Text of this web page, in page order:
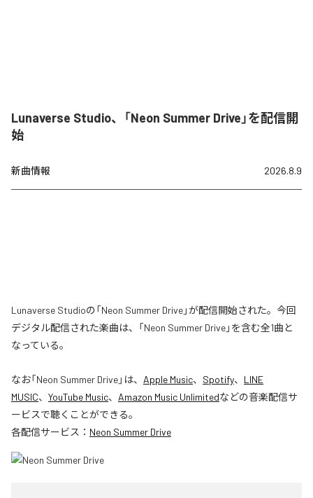
Lunaverse Studio、「Neon Summer Drive」を配信開
始
新曲情報 2026.8.9
Lunaverse Studioの「Neon Summer Drive」が配信開始された。今回
デジタル配信された楽曲は、「Neon Summer Drive」を含む全1曲と
なっている。
なお「Neon Summer Drive」は、 Apple Music、 Spotify、 LINE
MUSIC、 YouTube Music、 Amazon Music Unlimitedなどの音楽配信サ
ービスで聴くことができる。
各配信サービス： Neon Summer Drive